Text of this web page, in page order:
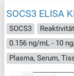
SOCS3 ELISA
SOCS3
0.156 ng/mL - 10
Plasma, Serum,